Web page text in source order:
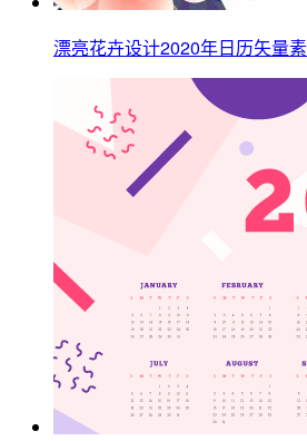
漂亮花卉设计2020年日历矢量